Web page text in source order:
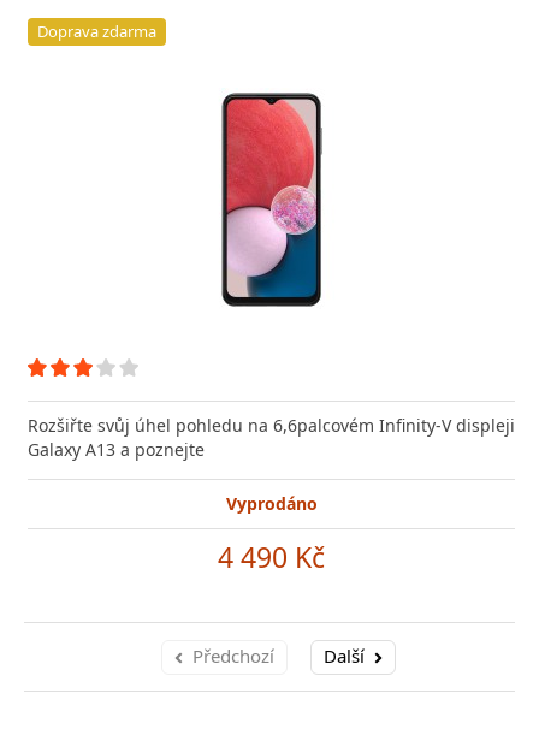
Doprava zdarma
Rozšiřte svůj úhel pohledu na 6,6palcovém Infinity-V displeji
Galaxy A13 a poznejte
Vyprodáno
4 490 Kč
Předchozí Další